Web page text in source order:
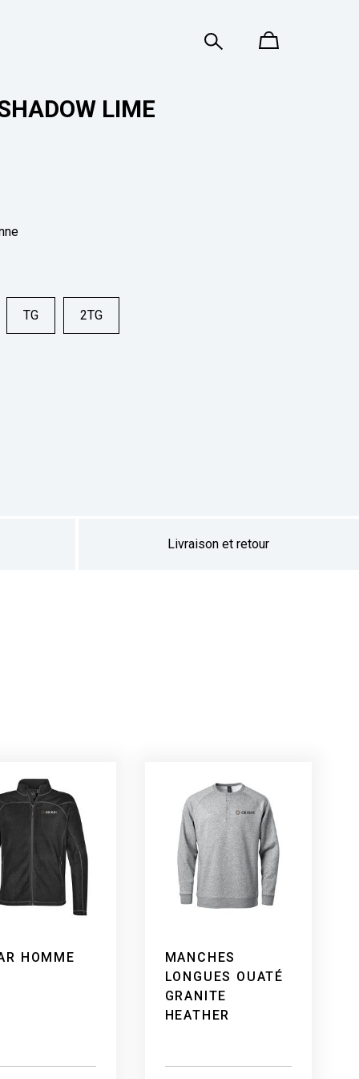
LIME
TG 2TG
Livraison et retour
HOMME
MANCHES
LONGUES OUATÉ
GRANITE
HEATHER